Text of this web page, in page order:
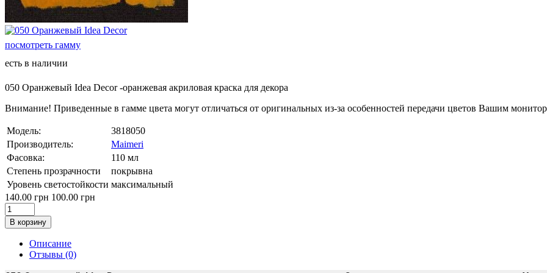
посмотреть гамму
есть в наличии
050 Оранжевый Idea Decor -оранжевая акриловая краска для декора
Внимание! Приведенные в гамме цвета могут отличаться от оригинальных из-за особенностей передачи цветов Вашим
Модель:
3818050
Производитель:
Maimeri
Фасовка:
110 мл
Степень прозрачности
покрывна
Уровень светостойкости максимальный
140.00 грн 100.00 грн
В корзину
Описание
Отзывы (0)